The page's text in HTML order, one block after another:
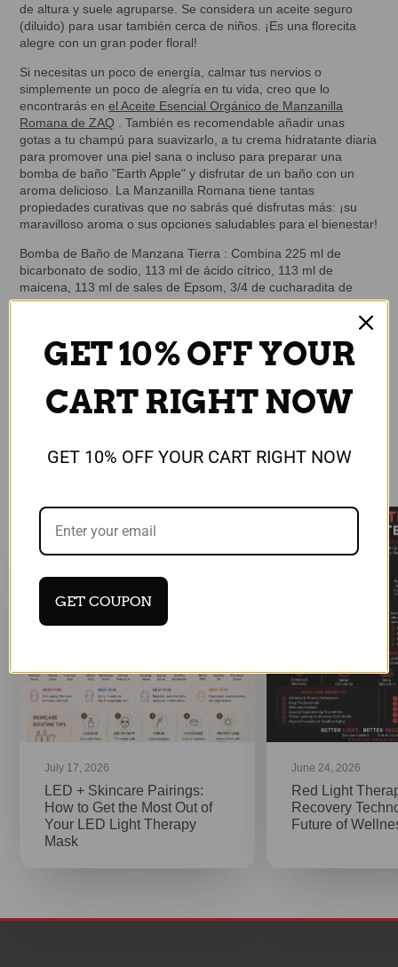
de altura y suele agruparse. Se considera un aceite seguro
(diluido) para usar también cerca de niños. ¡Es una florecita
alegre con un gran poder floral!
Si necesitas un poco de energía, calmar tus nervios o
simplemente un poco de alegría en tu vida, creo que lo
encontrarás enel Aceite Esencial Orgánico de Manzanilla
Romana de ZAQ . También es recomendable añadir unas
gotas a tu champú para suavizarlo, a tu crema hidratante diaria
para promover una piel sana o incluso para preparar una
bomba de baño "Earth Apple" y disfrutar de un baño con un
aroma delicioso. La Manzanilla Romana tiene tantas
propiedades curativas que no sabrás qué disfrutas más: ¡su
maravilloso aroma o sus opciones saludables para el bienestar!
Bomba de Baño de Manzana Tierra : Combina 225 ml de
bicarbonato de sodio, 113 ml de ácido cítrico, 113 ml de
maicena, 113 ml de sales de Epsom, 3/4 de cucharadita de
agua, 2 cucharaditas de aceite esencial de manzanilla romana
¡Disfruta!
Featured blog
July 17, 2026
LED + Skincare Pairings:
How to Get the Most Out of
Your LED Light Therapy
Mask
June 24, 2026
Red Light
Recovery
Future of
GET 10% OFF YOUR
CART RIGHT NOW
GET 10% OFF YOUR CART RIGHT NOW
GET COUPON